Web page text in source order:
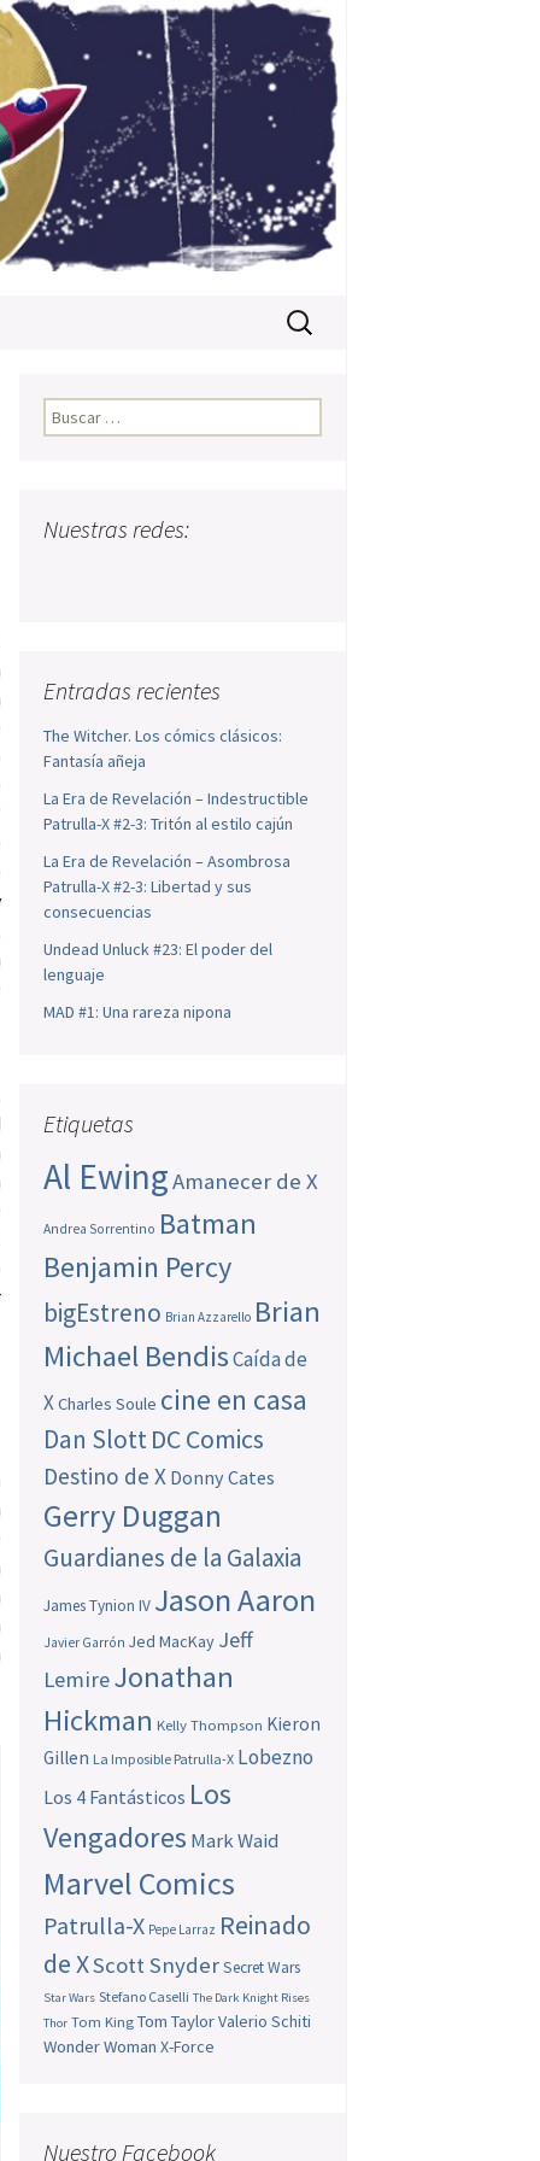
Buscar:
Buscar:
Nuestras redes:
Entradas recientes
The Witcher. Los cómics clásicos:
Fantasía añeja
La Era de Revelación – Indestructible
Patrulla-X #2-3: Tritón al estilo cajún
La Era de Revelación – Asombrosa
Patrulla-X #2-3: Libertad y sus
consecuencias
Undead Unluck #23: El poder del
lenguaje
MAD #1: Una rareza nipona
Etiquetas
Al EwingAmanecer de X
Andrea Sorrentino Batman
Benjamin Percy
bigEstreno Brian Azzarello Brian
Michael BendisCaída de
XCharles Soule cine en casa
Dan SlottDC Comics
Destino de X Donny Cates
Gerry Duggan
Guardianes de la Galaxia
James Tynion IV Jason Aaron
Javier Garrón Jed MacKay Jeff
LemireJonathan
Hickman Kelly Thompson Kieron
Gillen La Imposible Patrulla-X Lobezno
Los 4 Fantásticos Los
Vengadores Mark Waid
Marvel Comics
Patrulla-X Pepe Larraz Reinado
de XScott SnyderSecret Wars
Star Wars Stefano Caselli The Dark Knight Rises
Thor Tom King Tom TaylorValerio Schiti
Wonder Woman X-Force
Nuestro Facebook